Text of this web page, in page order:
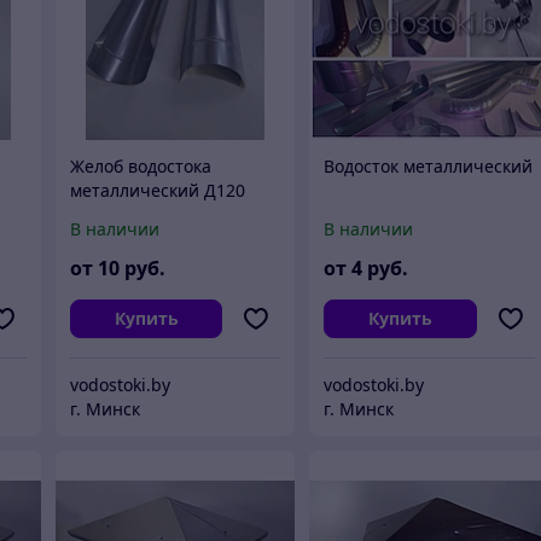
Желоб водостока
металлический Д120
В наличии
от 10 руб.
Купить
vodostoki.by
г. Минск
Водосток металлический
В наличии
от4 руб.
Купить
vodostoki.by
г. Минск